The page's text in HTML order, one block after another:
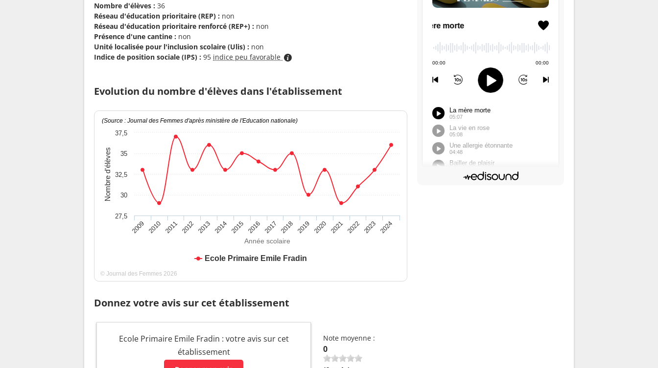
Nombre d'élèves : 36
Réseau d'éducation prioritaire (REP) : non
Réseau d'éducation prioritaire renforcé (REP+) : non
Présence d'une cantine : non
Unité localisée pour l'inclusion scolaire (Ulis) : non
Indice de position sociale (IPS) : 95 indice peu favorable
Evolution du nombre d'élèves dans l'établissement
Année scolaire
Nombre d'élèves
(Source : Journal des Femmes d'après ministère de l'Education nationale)
Ecole Primaire Emile Fradin
2009 2010 2011 2012 2013 2014 2015 2016 2017 2018 2019 2020 2021 2022 2023 2024
27,5
30
32,5
35
37,5
© Journal des Femmes 2026
Donnez votre avis sur cet établissement
Ecole Primaire Emile Fradin : votre avis sur cet
établissement
Note moyenne :
0